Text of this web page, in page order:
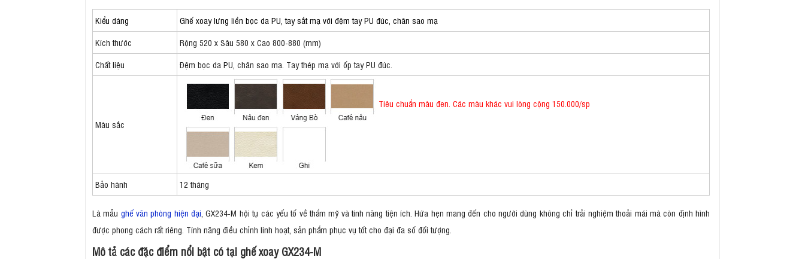
Kiểu dáng
Ghế xoay lưng liền bọc da PU, tay sắt mạ với đệm tay PU đúc, chân sao mạ
Kích thước
Rộng 520 x Sâu 580 x Cao 800-880 (mm)
Chất liệu
Đệm bọc da PU, chân sao mạ. Tay thép mạ với ốp tay PU đúc.
Màu sắc
Tiêu chuẩn màu đen. Các màu khác vui lòng cộng 150.000/sp
Bảo hành 12 tháng
Là mẫu ghế văn phòng hiện đại , GX234-M hội tụ các yếu tố về thẩm mỹ và tính năng tiện ích. Hứa hẹn mang đến cho người dùng không chỉ trải nghiệm thoải mái mà còn định hình
được phong cách rất riêng. Tính năng điều chỉnh linh hoạt, sản phẩm phục vụ tốt cho đại đa số đối tượng.
Mô tả các đặc điểm nổi bật có tại ghế xoay GX234-M